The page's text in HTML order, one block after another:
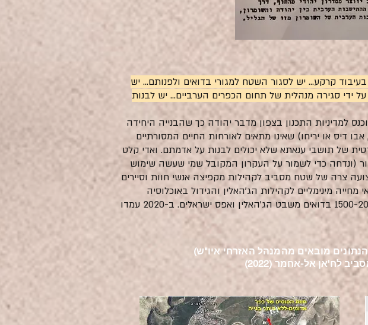
קרקע... יש לסגור השטח למגורי בדואים ולפנותם... יש
ידי סגירה מנהלית של תחום הכפרים הערביים... יש לבנות
למדיניות התכנון בצפון מדבר יהודה כך שהבנייה היחידה
דיס או יריחו) שאינו מתאים לאורחות החיים המסורתיים
של תושבי ענאתא שלא יכולים לבנות על אדמתם. ואדי קלט
(ונדחה כדי לשמור על העקרון המקובל שמי שעשה שימוש
צרה של שטח מסביב לקהילות מקפיצה אנשי חוות וסיירים
מינימליים לקהילות הג'האלין והגידול באוכלוסיה
כתוצאה מכך הרבה פחות מגידול טבעי. בשנת 1967 חיו בצפון מדבר יהודה כ-1500-2000 בדואים משבט הג'האלין ואפס ישראלים. ב-2020 עמדו
מובאים מהמנהל האזרחי איו"ש)
לח'אן אל-אחמר (2022)